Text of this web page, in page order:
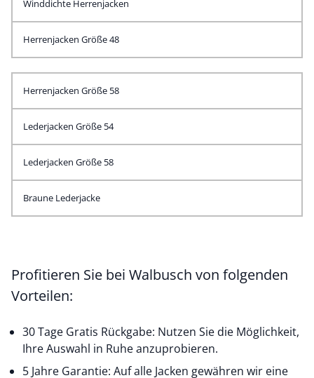
Winddichte Herrenjacken
Herrenjacken Größe 48
Herrenjacken Größe 58
Lederjacken Größe 54
Lederjacken Größe 58
Braune Lederjacke
Profitieren Sie bei Walbusch von folgenden
Vorteilen:
30 Tage Gratis Rückgabe: Nutzen Sie die Möglichkeit,
Ihre Auswahl in Ruhe anzuprobieren.
5 Jahre Garantie: Auf alle Jacken gewähren wir eine